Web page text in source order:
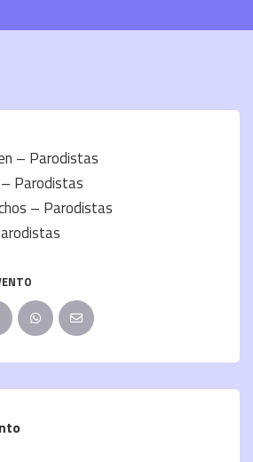
– Parodistas
Parodistas
– Parodistas